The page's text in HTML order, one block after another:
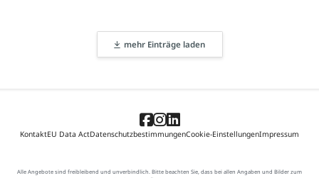
mehr Einträge laden
KontaktEU Data ActDatenschutzbestimmungenCookie-EinstellungenImpressum
Alle Angebote sind freibleibend und unverbindlich. Bitte beachten Sie, dass bei allen Angaben und Bilder zum